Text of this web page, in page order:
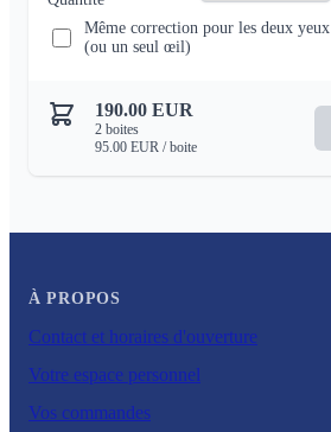
Même correction pour les deux yeux
(ou un seul œil)
190.00 EUR
2 boites
95.00 EUR / boite
À PROPOS
Contact et horaires d'ouverture
Votre espace personnel
Vos commandes